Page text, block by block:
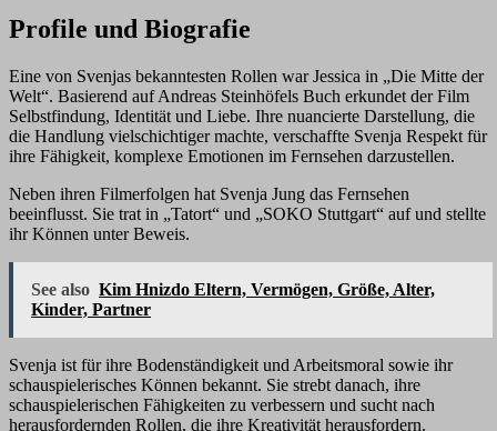
Profile und Biografie
Eine von Svenjas bekanntesten Rollen war Jessica in „Die Mitte der
Welt“. Basierend auf Andreas Steinhöfels Buch erkundet der Film
Selbstfindung, Identität und Liebe. Ihre nuancierte Darstellung, die
die Handlung vielschichtiger machte, verschaffte Svenja Respekt für
ihre Fähigkeit, komplexe Emotionen im Fernsehen darzustellen.
Neben ihren Filmerfolgen hat Svenja Jung das Fernsehen
beeinflusst. Sie trat in „Tatort“ und „SOKO Stuttgart“ auf und stellte
ihr Können unter Beweis.
See also Kim Hnizdo Eltern, Vermögen, Größe, Alter,
Kinder, Partner
Svenja ist für ihre Bodenständigkeit und Arbeitsmoral sowie ihr
schauspielerisches Können bekannt. Sie strebt danach, ihre
schauspielerischen Fähigkeiten zu verbessern und sucht nach
herausfordernden Rollen, die ihre Kreativität herausfordern.